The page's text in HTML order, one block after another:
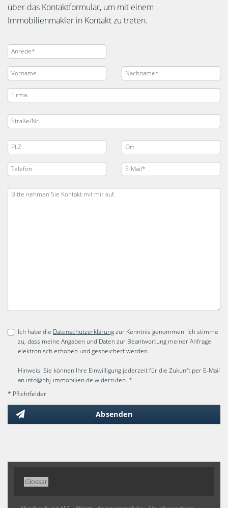
über das Kontaktformular, um mit einem
Immobilienmakler in Kontakt zu treten.
Ich habe die Datenschutzerklärungzur Kenntnis genommen. Ich stimme
zu, dass meine Angaben und Daten zur Beantwortung meiner Anfrage
elektronisch erhoben und gespeichert werden.
Hinweis: Sie können Ihre Einwilligung jederzeit für die Zukunft per E-Mail
an info@hbj-immobilien.de widerrufen. *
* Pflichtfelder
Absenden
Glossar